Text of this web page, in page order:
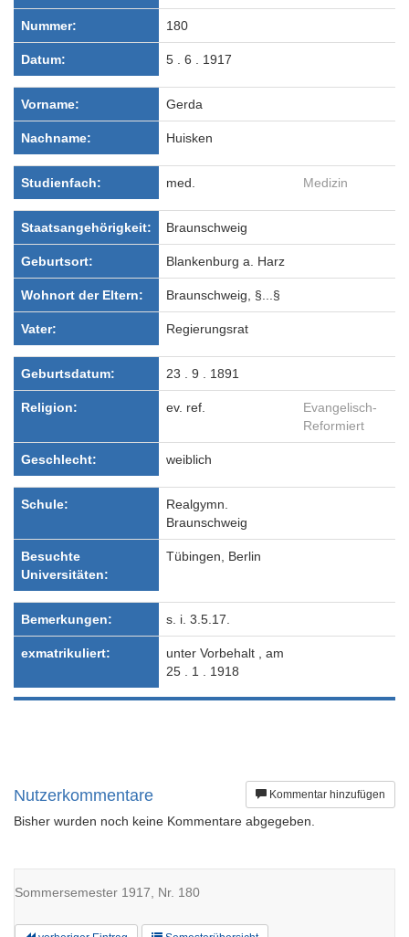
Nummer: 180
Datum: 5 . 6 . 1917
Vorname: Gerda
Nachname: Huisken
Studienfach: med. Medizin
Staatsangehörigkeit: Braunschweig
Geburtsort: Blankenburg a. Harz
Wohnort der Eltern: Braunschweig, §...§
Vater: Regierungsrat
Geburtsdatum: 23 . 9 . 1891
Religion: ev. ref.
Evangelisch-
Reformiert
Geschlecht: weiblich
Schule:
Realgymn.
Braunschweig
Besuchte
Universitäten:
Tübingen, Berlin
Bemerkungen: s. i. 3.5.17.
exmatrikuliert:
unter Vorbehalt , am
25 . 1 . 1918
Kommentar hinzufügen
Nutzerkommentare
Bisher wurden noch keine Kommentare abgegeben.
Sommersemester 1917, Nr. 180